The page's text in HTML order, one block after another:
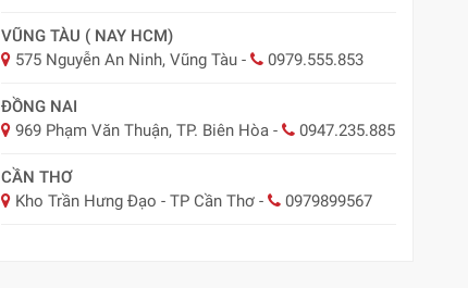
VŨNG TÀU ( NAY HCM)
575 Nguyễn An Ninh, Vũng Tàu - 0979.555.853
ĐỒNG NAI
969 Phạm Văn Thuận, TP. Biên Hòa - 0947.235.885
CẦN THƠ
Kho Trần Hưng Đạo - TP Cần Thơ - 0979899567